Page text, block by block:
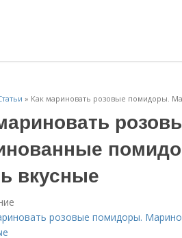
» Как мариновать розовые помидоры.
вкусные
розовые помидоры.